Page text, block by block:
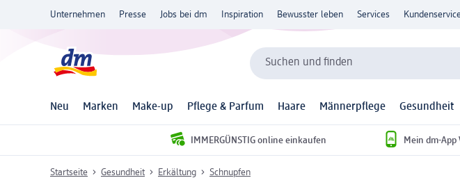
Unternehmen Presse Jobs bei dm Inspiration Bewusster leben Services
Suchen und finden
Neu Marken Make-up Pflege & Parfum Haare Männerpflege Gesundheit
IMMERGÜNSTIG online einkaufen Mein dm-
Startseite Gesundheit Erkältung Schnupfen